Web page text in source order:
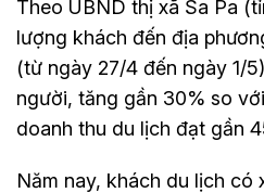
Theo UBND thị xã Sa Pa
lượng khách đến địa
(từ ngày 27/4 đến ngày 1/
người, tăng gần 30% so
doanh thu du lịch đạt gần
Năm nay, khách du lịch có